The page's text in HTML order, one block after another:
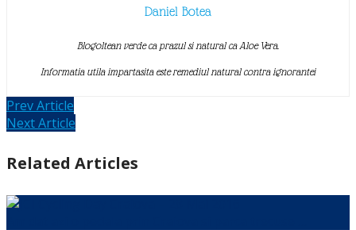
Daniel Botea
Blogoltean verde ca prazul si natural ca Aloe Vera.
Informatia utila impartasita este remediul natural contra ignorantei
Prev Article
Next Article
Related Articles